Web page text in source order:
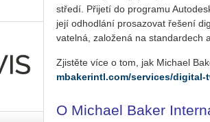
stře­dí. Při­je­tí do pro­gra­mu
její od­hod­lá­ní pro­sa­zo­vat ře­še­ní
va­tel­ná, za­lo­že­ná na stan­dar­dech
Zjis­tě­te více o tom, jak Mi­cha­el
mbakerintl.​com/​services/​digital-​
O Michael Baker